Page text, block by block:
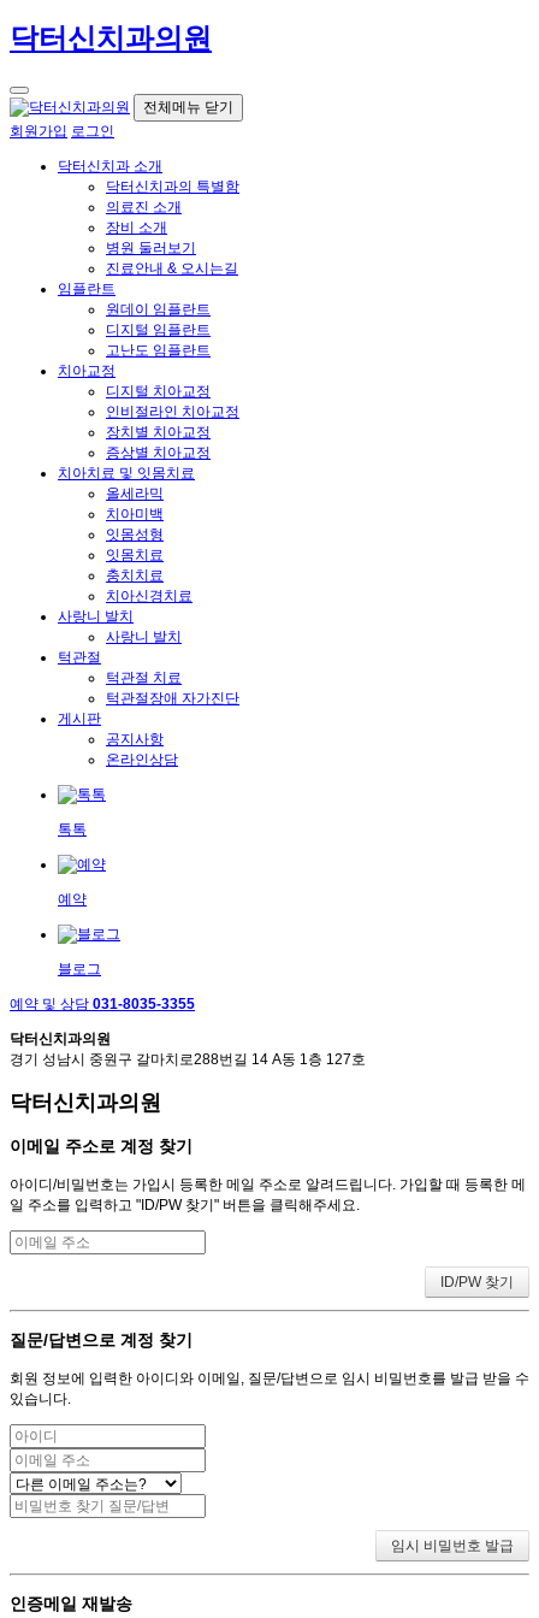
닥터신치과의원
전체메뉴 닫기
회원가입 로그인
닥터신치과 소개
닥터신치과의 특별함
의료진 소개
장비 소개
병원 둘러보기
진료안내 & 오시는길
임플란트
원데이 임플란트
디지털 임플란트
고난도 임플란트
치아교정
디지털 치아교정
인비절라인 치아교정
장치별 치아교정
증상별 치아교정
치아치료 및 잇몸치료
올세라믹
치아미백
잇몸성형
잇몸치료
충치치료
치아신경치료
사랑니 발치
사랑니 발치
턱관절
턱관절 치료
턱관절장애 자가진단
게시판
공지사항
온라인상담
톡톡
예약
블로그
예약 및 상담 031-8035-3355
닥터신치과의원
경기 성남시 중원구 갈마치로288번길 14 A동 1층 127호
닥터신치과의원
이메일 주소로 계정 찾기
아이디/비밀번호는 가입시 등록한 메일 주소로 알려드립니다. 가입할 때 등록한 메
일 주소를 입력하고 "ID/PW 찾기" 버튼을 클릭해주세요.
질문/답변으로 계정 찾기
회원 정보에 입력한 아이디와 이메일, 질문/답변으로 임시 비밀번호를 발급 받을 수
있습니다.
인증메일 재발송